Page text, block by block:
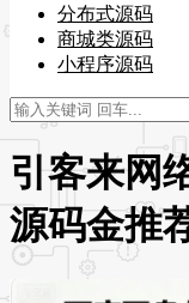
分布式源码
商城类源码
小程序源码
引客来网
源码金推